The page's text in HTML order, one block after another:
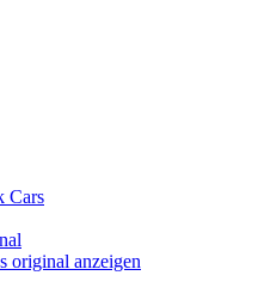
Cars
original anzeigen